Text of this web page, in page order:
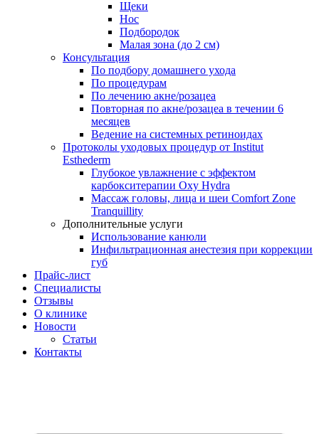
Щеки
Нос
Подбородок
Малая зона (до 2 см)
Консультация
По подбору домашнего ухода
По процедурам
По лечению акне/розацеа
Повторная по акне/розацеа в течении 6
месяцев
Ведение на системных ретиноидах
Протоколы уходовых процедур от Institut
Esthederm
Глубокое увлажнение с эффектом
карбокситерапии Oxy Hydra
Массаж головы, лица и шеи Comfort Zone
Tranquillity
Дополнительные услуги
Использование канюли
Инфильтрационная анестезия при коррекции
губ
Прайс-лист
Специалисты
Отзывы
О клинике
Новости
Статьи
Контакты